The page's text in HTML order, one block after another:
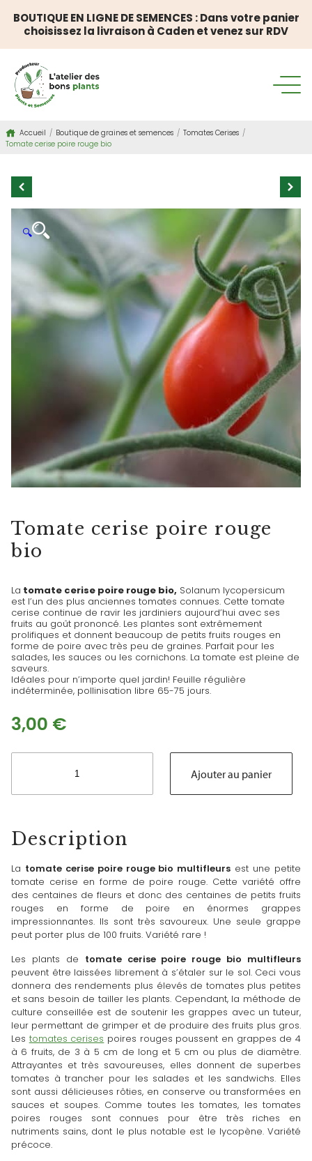
BOUTIQUE EN LIGNE DE SEMENCES : Dans votre panier
choisissez la livraison à Caden et venez sur RDV
Accueil / Boutique de graines et semences / Tomates Cerises /
Tomate cerise poire rouge bio
🔍
Tomate cerise poire rouge
bio
La tomate cerise poire rouge bio, Solanum lycopersicum
est l’un des plus anciennes tomates connues. Cette tomate
cerise continue de ravir les jardiniers aujourd’hui avec ses
fruits au goût prononcé. Les plantes sont extrêmement
prolifiques et donnent beaucoup de petits fruits rouges en
forme de poire avec très peu de graines. Parfait pour les
salades, les sauces ou les cornichons. La tomate est pleine de
saveurs.
Idéales pour n’importe quel jardin! Feuille régulière
indéterminée, pollinisation libre 65-75 jours.
3,00 €
quantité
cerise
bio
Ajouter au panier
Description
La tomate cerise poire rouge bio multifleurs est une petite
tomate cerise en forme de poire rouge. Cette variété offre
des centaines de fleurs et donc des centaines de petits fruits
rouges en forme de poire en énormes grappes
impressionnantes. Ils sont très savoureux. Une seule grappe
peut porter plus de 100 fruits. Variété rare !
Les plants de tomate cerise poire rouge bio multifleurs
peuvent être laissées librement à s’étaler sur le sol. Ceci vous
donnera des rendements plus élevés de tomates plus petites
et sans besoin de tailler les plants. Cependant, la méthode de
culture conseillée est de soutenir les grappes avec un tuteur,
leur permettant de grimper et de produire des fruits plus gros.
Les tomates cerises poires rouges poussent en grappes de 4
à 6 fruits, de 3 à 5 cm de long et 5 cm ou plus de diamètre.
Attrayantes et très savoureuses, elles donnent de superbes
tomates à trancher pour les salades et les sandwichs. Elles
sont aussi délicieuses rôties, en conserve ou transformées en
sauces et soupes. Comme toutes les tomates, les tomates
poires rouges sont connues pour être très riches en
nutriments sains, dont le plus notable est le lycopène. Variété
précoce.